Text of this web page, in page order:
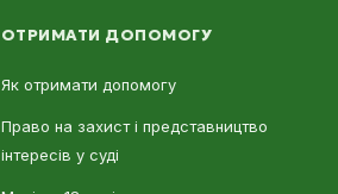
ОТРИМАТИ ДОПОМОГУ
Як отримати допомогу
Право на захист і представництво
інтересів у суді